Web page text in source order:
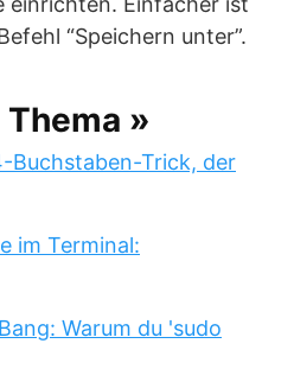
“Speichern unter”.
»
Buchstaben-Trick, der
im Terminal:
Warum du 'sudo